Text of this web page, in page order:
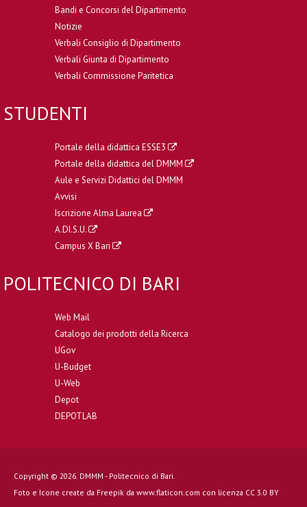
Bandi e Concorsi del Dipartimento
Notizie
Verbali Consiglio di Dipartimento
Verbali Giunta di Dipartimento
Verbali Commissione Paritetica
STUDENTI
Portale della didattica ESSE3
Portale della didattica del DMMM
Aule e Servizi Didattici del DMMM
Avvisi
Iscrizione Alma Laurea
A.DI.S.U.
Campus X Bari
POLITECNICO DI BARI
Web Mail
Catalogo dei prodotti della Ricerca
UGov
U-Budget
U-Web
Depot
DEPOTLAB
Copyright © 2026. DMMM - Politecnico di Bari.
Foto e Icone create da Freepik da www.flaticon.com con licenza CC 3.0 BY